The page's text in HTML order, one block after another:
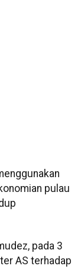
pulau
pada 3
AS terhadap